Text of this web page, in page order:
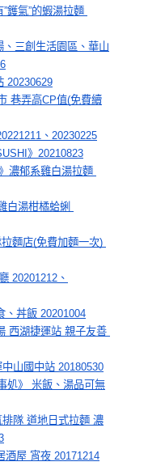
鑊氣”的蝦湯拉麵
三創生活園區、華山
20230629
巷弄高CP值(免費續
、20230225
》20210823
濃郁系雞白湯拉麵
白湯柑橘蛤蜊
麵店(免費加麵一次)
20201212、
、丼飯 20201004
西湖捷運站 親子友善
山國中站 20180530
処》 米飯、湯品可無
隊 道地日式拉麵 濃
酒屋 宵夜 20171214